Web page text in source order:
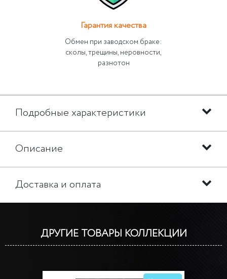
Гарантия качества
Обмен при заводском браке:
сколы, трещины, неровности,
разнотон
Подробные характеристики
Описание
Доставка и оплата
ДРУГИЕ ТОВАРЫ КОЛЛЕКЦИИ